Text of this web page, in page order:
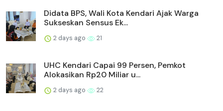
Didata BPS, Wali Kota Kendari Ajak Warga
Sukseskan Sensus Ek...
2 days ago 21
UHC Kendari Capai 99 Persen, Pemkot
Alokasikan Rp20 Miliar u...
2 days ago 22